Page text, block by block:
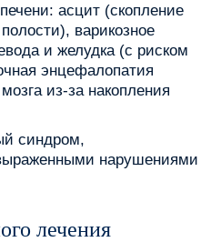
асцит (скопление
варикозное
и желудка (с риском
энцефалопатия
из-за накопления
синдром,
нарушениями
лечения